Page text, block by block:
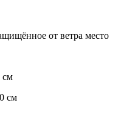
от ветра место
см
см